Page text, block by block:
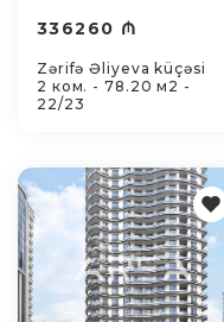
336260 ₼
Zərifə Əliyeva küçəsi
2 ком. - 78.20 м2 -
22/23